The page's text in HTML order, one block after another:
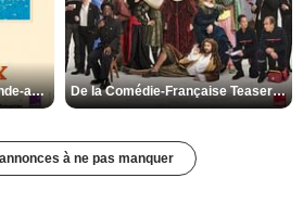
Les Matins merveilleux Bande-annonce VF De la Comédie-Française Teaser VF
à ne pas manquer